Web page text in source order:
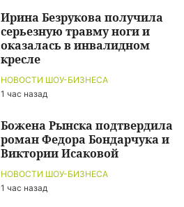
НОВОСТИ ШОУ-БИЗНЕСА
1 час назад
Ирина Безрукова получила
серьезную травму ноги и
оказалась в инвалидном
кресле
НОВОСТИ ШОУ-БИЗНЕСА
1 час назад
Божена Рынска подтвердила
роман Федора Бондарчука и
Виктории Исаковой